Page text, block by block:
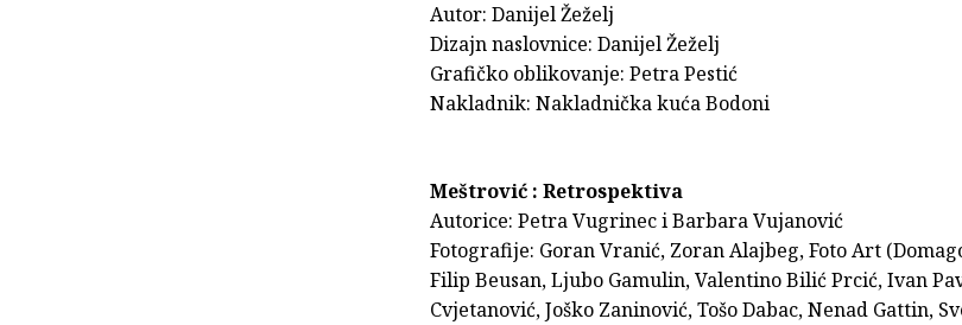
Autor: Danijel Žeželj
Dizajn naslovnice: Danijel Žeželj
Grafičko oblikovanje: Petra Pestić
Nakladnik: Nakladnička kuća Bodoni
Meštrović : Retrospektiva
Autorice: Petra Vugrinec i Barbara Vujanović
Fotografije: Goran Vranić, Zoran Alajbeg, Foto Art
Filip Beusan, Ljubo Gamulin, Valentino Bilić Prcić, Ivan
Cvjetanović, Joško Zaninović, Tošo Dabac, Nenad Gattin,